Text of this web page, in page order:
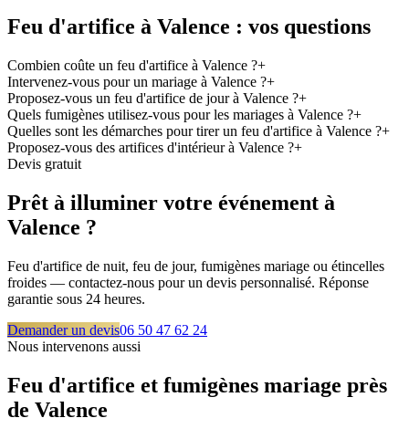
Feu d'artifice à Valence : vos questions
Combien coûte un feu d'artifice à Valence ?+
Intervenez-vous pour un mariage à Valence ?+
Proposez-vous un feu d'artifice de jour à Valence ?+
Quels fumigènes utilisez-vous pour les mariages à Valence ?+
Quelles sont les démarches pour tirer un feu d'artifice à Valence ?+
Proposez-vous des artifices d'intérieur à Valence ?+
Devis gratuit
Prêt à illuminer votre événement à
Valence ?
Feu d'artifice de nuit, feu de jour, fumigènes mariage ou étincelles
froides — contactez-nous pour un devis personnalisé. Réponse
garantie sous 24 heures.
Demander un devis06 50 47 62 24
Nous intervenons aussi
Feu d'artifice et fumigènes mariage près
de Valence